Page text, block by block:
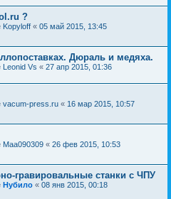
?
Kopyloff « 05 май 2015, 13:45
Дюраль и медяха.
Leonid Vs « 27 апр 2015, 01:36
vacum-press.ru « 16 мар 2015, 10:57
Maa090309 « 26 фев 2015, 10:53
гравировальные станки c ЧПУ
Нубило « 08 янв 2015, 00:18